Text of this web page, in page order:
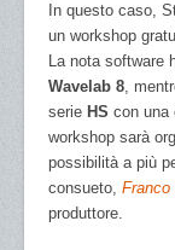
In questo caso,
un workshop
La nota software
Wavelab 8,
serie HS con una
workshop sarà
possibilità a più
consueto, Franco
produttore.